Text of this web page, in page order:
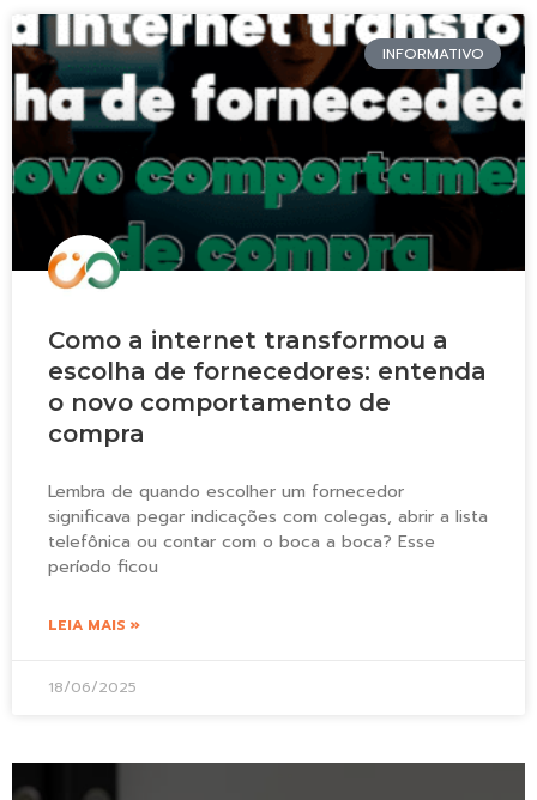
INFORMATIVO
Como a internet transformou a
escolha de fornecedores: entenda
o novo comportamento de
compra
Lembra de quando escolher um fornecedor
significava pegar indicações com colegas, abrir a lista
telefônica ou contar com o boca a boca? Esse
período ficou
LEIA MAIS »
18/06/2025